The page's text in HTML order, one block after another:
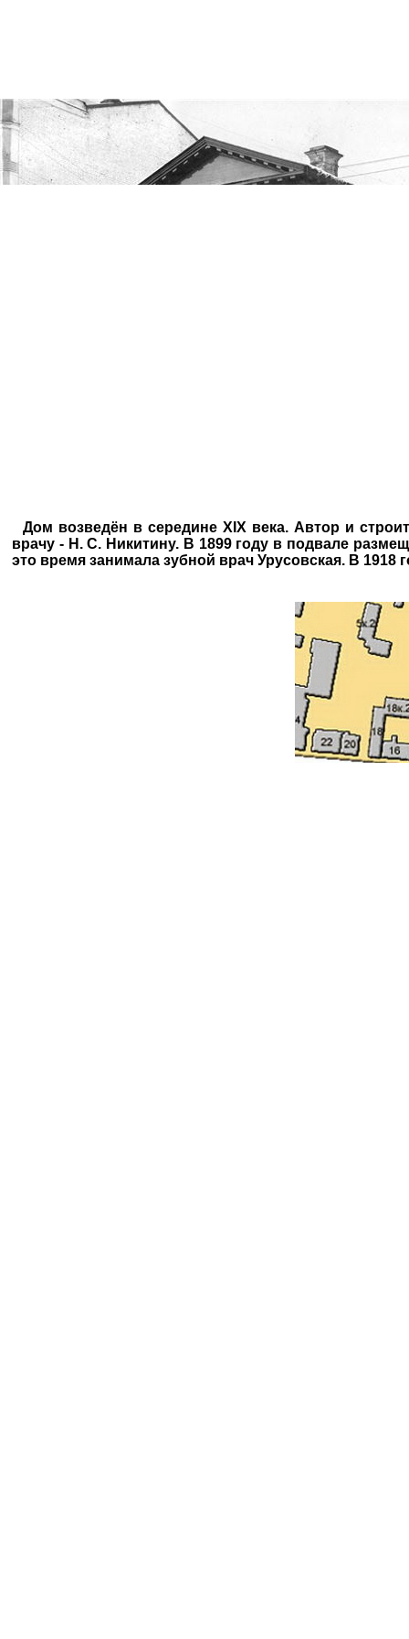
Дом возведён в середине XIX века. Автор и
врачу - H. С. Никитину. В 1899 году в подвале
это время занимала зубной врач Урусовская. В